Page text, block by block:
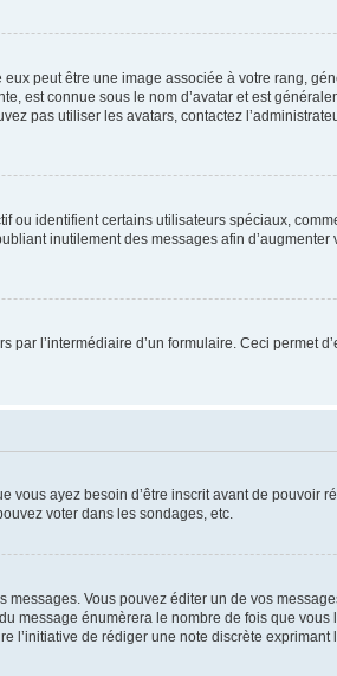
peut être une image associée à votre rang,
est connue sous le nom d’avatar et est
pas utiliser les avatars, contactez
ou identifient certains utilisateurs spéciaux,
inutilement des messages afin
l’intermédiaire d’un formulaire. Ceci permet
ayez besoin d’être inscrit avant de pouvoir
voter dans les sondages, etc.
Vous pouvez éditer un de vos
énumèrera le nombre de fois que vous
l’initiative de rédiger une note discrète